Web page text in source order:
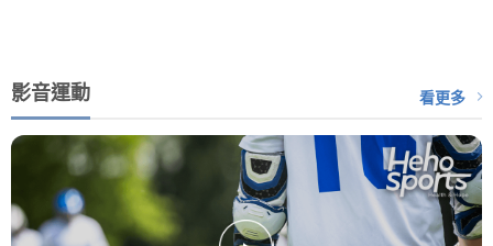
影音運動 看更多